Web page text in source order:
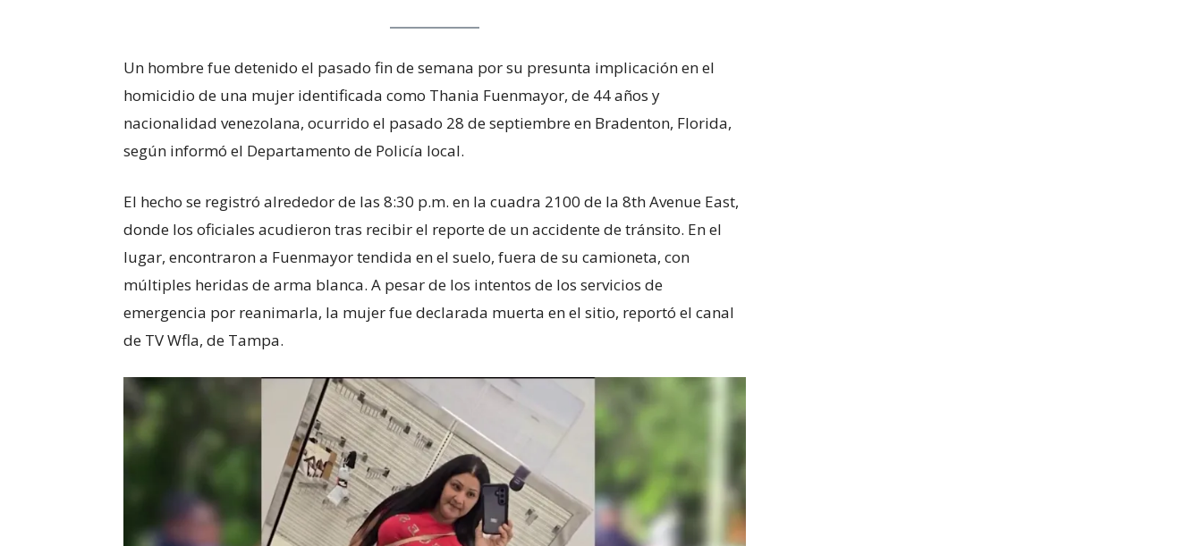
Un hombre fue detenido el pasado fin de semana por su presunta implicación en el
homicidio de una mujer identificada como Thania Fuenmayor, de 44 años y
nacionalidad venezolana, ocurrido el pasado 28 de septiembre en Bradenton, Florida,
según informó el Departamento de Policía local.
El hecho se registró alrededor de las 8:30 p.m. en la cuadra 2100 de la 8th Avenue East,
donde los oficiales acudieron tras recibir el reporte de un accidente de tránsito. En el
lugar, encontraron a Fuenmayor tendida en el suelo, fuera de su camioneta, con
múltiples heridas de arma blanca. A pesar de los intentos de los servicios de
emergencia por reanimarla, la mujer fue declarada muerta en el sitio, reportó el canal
de TV Wfla, de Tampa.